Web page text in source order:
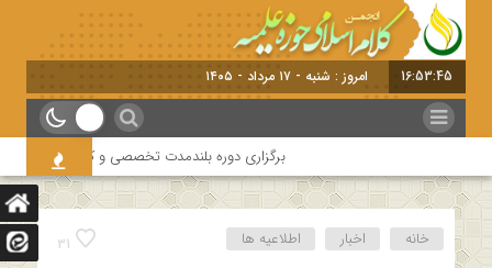
16:53:45 امروز : شنبه - ۱۷ مرداد - ۱۴۰۵
برگزاری دوره بلندمدت تخصصی و کارگاه آموزشی
31 خانه اخبار اطلاعیه ها